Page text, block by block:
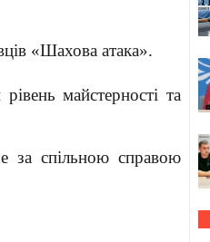
«Шахова атака».
майстерності та
за спільною справою